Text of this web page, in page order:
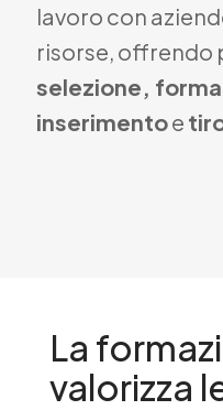
lavoro con
risorse, offrendo
selezione,
inserimentoe
La
valorizza